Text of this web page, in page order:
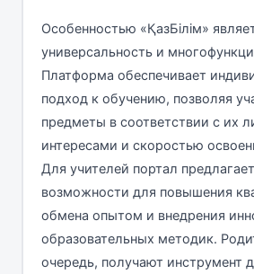
Особенностью «ҚазБілім»
универсальность и
Платформа обеспечивает
подход к обучению, позволяя
предметы в соответствии с их
интересами и скоростью
Для учителей портал
возможности для повышения
обмена опытом и внедрения
образовательных методик.
очередь, получают инструмент